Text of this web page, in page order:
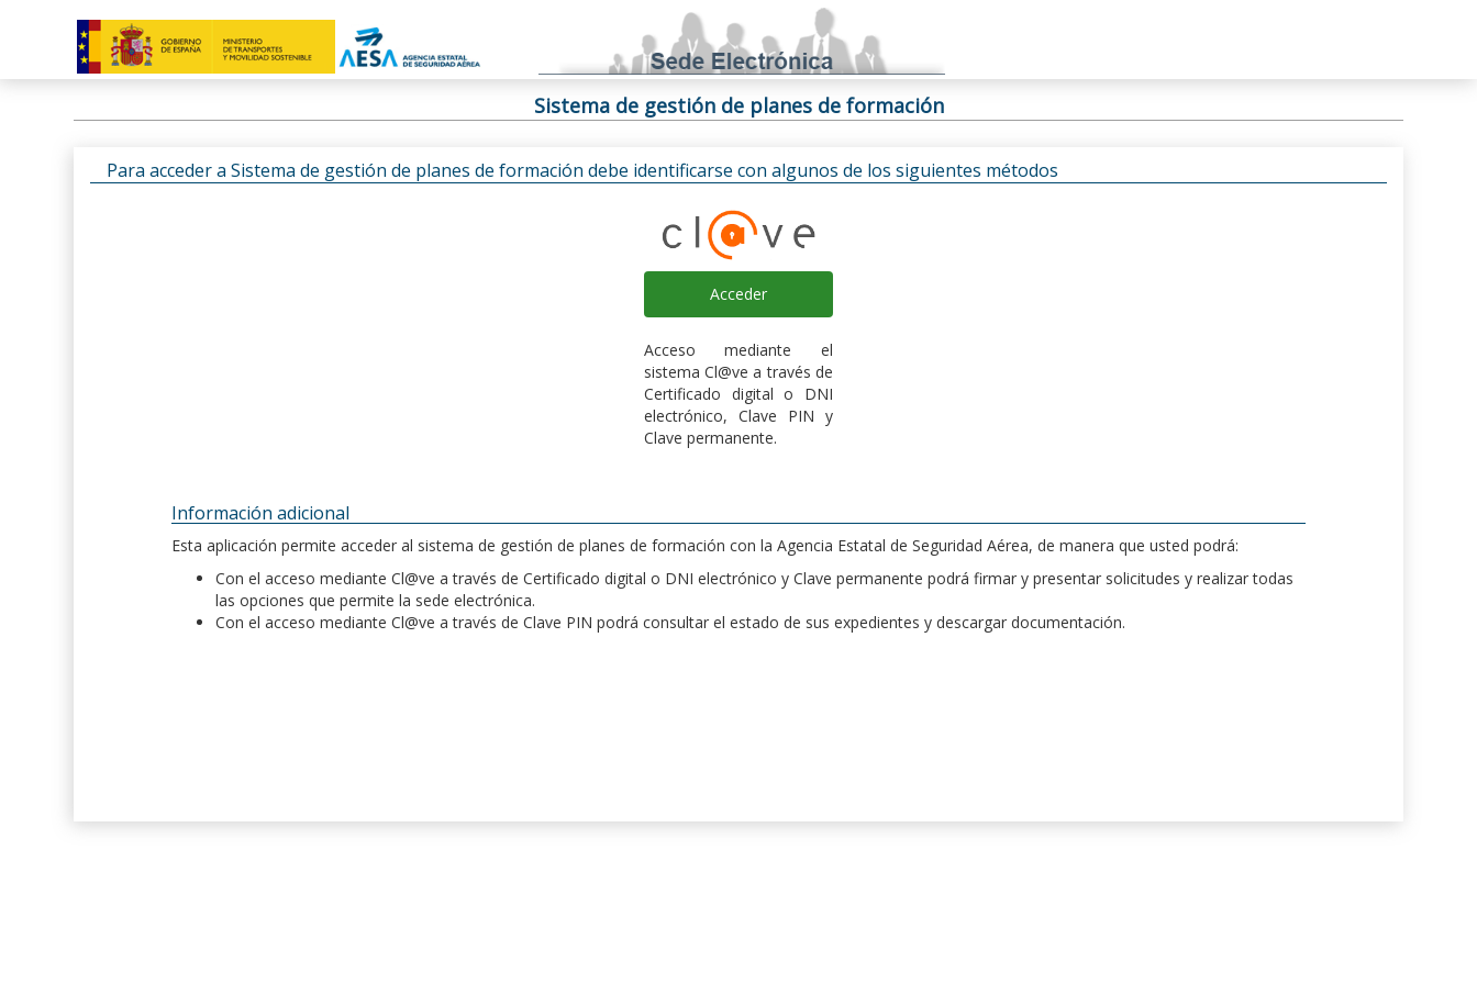
Sistema de gestión de planes de formación
Para acceder a Sistema de gestión de planes de formación debe identificarse con algunos de los siguientes métodos
Acceder
Acceso mediante el
sistema Cl@ve a través de
Certificado digital o DNI
electrónico, Clave PIN y
Clave permanente.
Información adicional
Esta aplicación permite acceder al sistema de gestión de planes de formación con la Agencia Estatal de Seguridad Aérea, de manera que usted podrá:
Con el acceso mediante Cl@ve a través de Certificado digital o DNI electrónico y Clave permanente podrá firmar y presentar solicitudes y realizar todas
las opciones que permite la sede electrónica.
Con el acceso mediante Cl@ve a través de Clave PIN podrá consultar el estado de sus expedientes y descargar documentación.